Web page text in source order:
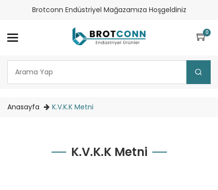
Brotconn Endüstriyel Mağazamıza Hoşgeldiniz
0
Anasayfa K.V.K.K Metni
K.V.K.K Metni